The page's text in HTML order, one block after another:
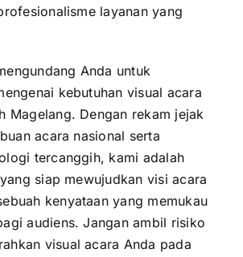
layanan yang
Anda untuk
kebutuhan visual acara
Magelang. Dengan rekam jejak
acara nasional serta
tercanggih, kami adalah
siap mewujudkan visi acara
kenyataan yang memukau
audiens. Jangan ambil risiko
visual acara Anda pada